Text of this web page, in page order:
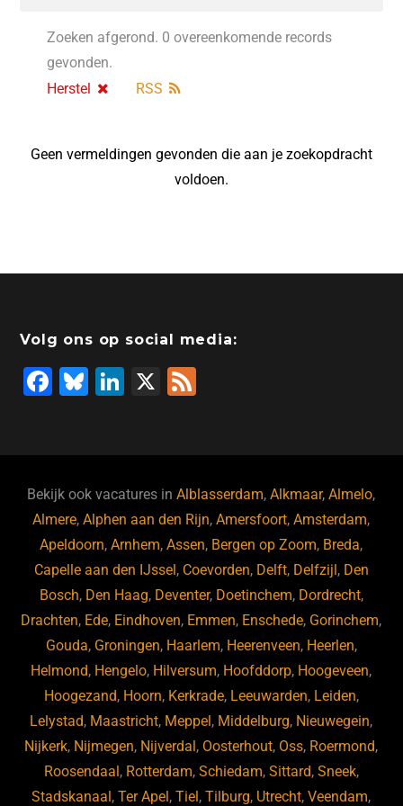
Zoeken afgerond. 0 overeenkomende records
gevonden.
Herstel
RSS
Geen vermeldingen gevonden die aan je zoekopdracht
voldoen.
Volg ons op social media:
F
b
o
o
k
Bl
ky
Li
dI
n
X
Bekijk ook vacatures inAlblasserdam,Alkmaar,Almelo,
Almere,Alphen aan den Rijn,Amersfoort,Amsterdam,
Apeldoorn,Arnhem,Assen, Bergen op Zoom, Breda,
Capelle aan den IJssel , Coevorden, Delft, Delfzijl , Den
Bosch, Den Haag, Deventer, Doetinchem, Dordrecht,
Drachten, Ede, Eindhoven, Emmen, Enschede, Gorinchem,
Gouda, Groningen, Haarlem, Heerenveen, Heerlen,
Helmond, Hengelo, Hilversum, Hoofddorp, Hoogeveen,
Hoogezand, Hoorn, Kerkrade, Leeuwarden, Leiden,
Lelystad, Maastricht, Meppel , Middelburg, Nieuwegein,
Nijkerk, Nijmegen, Nijverdal , Oosterhout, Oss, Roermond,
Roosendaal , Rotterdam, Schiedam, Sittard, Sneek,
Stadskanaal ,Ter Apel ,Tiel ,Tilburg, Utrecht,Veendam,